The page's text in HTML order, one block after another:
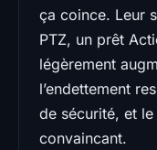
ça coince. Leur
PTZ, un prêt
légèrement
l’endettement
de sécurité, et
convaincant.